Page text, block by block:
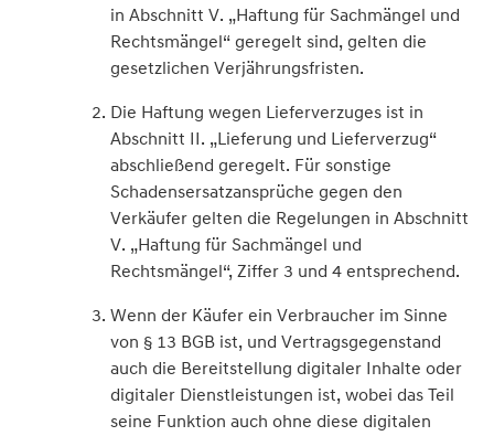
in Abschnitt V. „Haftung für Sachmängel und
Rechtsmängel“ geregelt sind, gelten die
gesetzlichen Verjährungsfristen.
Die Haftung wegen Lieferverzuges ist in
Abschnitt II. „Lieferung und Lieferverzug“
abschließend geregelt. Für sonstige
Schadensersatzansprüche gegen den
Verkäufer gelten die Regelungen in Abschnitt
V. „Haftung für Sachmängel und
Rechtsmängel“, Ziffer 3 und 4 entsprechend.
Wenn der Käufer ein Verbraucher im Sinne
von § 13 BGB ist, und Vertragsgegenstand
auch die Bereitstellung digitaler Inhalte oder
digitaler Dienstleistungen ist, wobei das Teil
seine Funktion auch ohne diese digitalen